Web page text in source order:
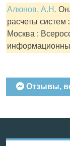
Алюнов, А.Н.
расчеты
Москва :
Отзывы,